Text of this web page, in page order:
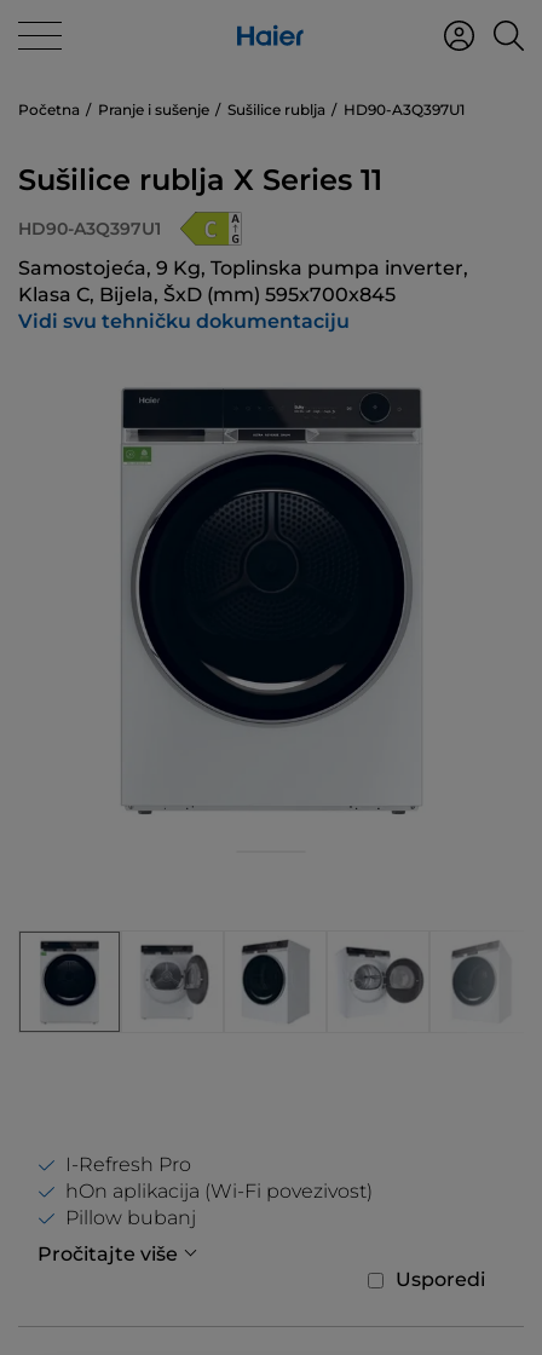
Početna Pranje i sušenje Sušilice rublja HD90-A3Q397U1
Sušilice rublja X Series 11
HD90-A3Q397U1
Samostojeća, 9 Kg, Toplinska pumpa inverter,
Klasa C, Bijela, ŠxD (mm) 595x700x845
Vidi svu tehničku dokumentaciju
I-Refresh Pro
hOn aplikacija (Wi-Fi povezivost)
Pillow bubanj
Pročitajte više
Usporedi